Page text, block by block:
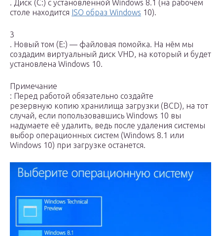
. Диск (C:) с установленной Windows 8.1 (на рабочем
столе находится ISO образ Windows 10).
3
. Новый том (E:) — файловая помойка. На нём мы
создадим виртуальный диск VHD, на который и будет
установлена Windows 10.
Примечание
: Перед работой обязательно создайте
резервную копию хранилища загрузки (BCD), на тот
случай, если попользовавшись Windows 10 вы
надумаете её удалить, ведь после удаления системы
выбор операционных систем (Windows 8.1 или
Windows 10) при загрузке останется.